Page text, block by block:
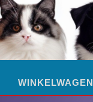
WINKELWAGEN